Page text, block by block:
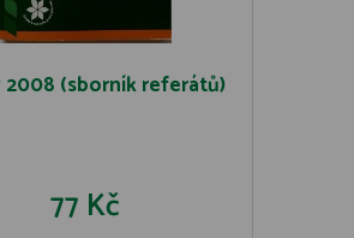
2008 (sborník referátů)
77 Kč